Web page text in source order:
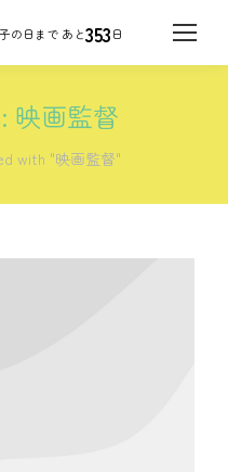
353日
映画監督
with "映画監督"